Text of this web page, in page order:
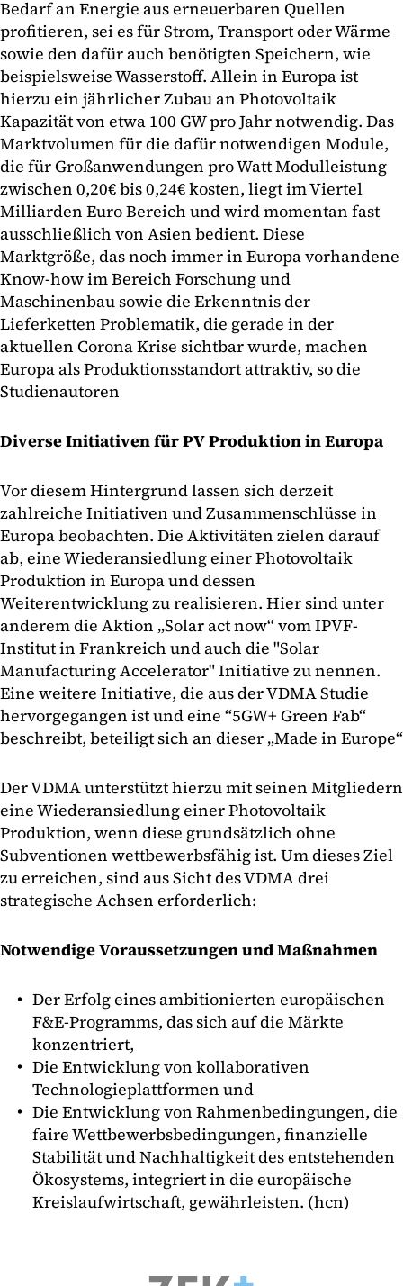
Bedarf an Energie aus erneuerbaren Quellen
profitieren, sei es für Strom, Transport oder Wärme
sowie den dafür auch benötigten Speichern, wie
beispielsweise Wasserstoff. Allein in Europa ist
hierzu ein jährlicher Zubau an Photovoltaik
Kapazität von etwa 100 GW pro Jahr notwendig. Das
Marktvolumen für die dafür notwendigen Module,
die für Großanwendungen pro Watt Modulleistung
zwischen 0,20€ bis 0,24€ kosten, liegt im Viertel
Milliarden Euro Bereich und wird momentan fast
ausschließlich von Asien bedient. Diese
Marktgröße, das noch immer in Europa vorhandene
Know-how im Bereich Forschung und
Maschinenbau sowie die Erkenntnis der
Lieferketten Problematik, die gerade in der
aktuellen Corona Krise sichtbar wurde, machen
Europa als Produktionsstandort attraktiv, so die
Studienautoren
Diverse Initiativen für PV Produktion in Europa
Vor diesem Hintergrund lassen sich derzeit
zahlreiche Initiativen und Zusammenschlüsse in
Europa beobachten. Die Aktivitäten zielen darauf
ab, eine Wiederansiedlung einer Photovoltaik
Produktion in Europa und dessen
Weiterentwicklung zu realisieren. Hier sind unter
anderem die Aktion „Solar act now“ vom IPVF-
Institut in Frankreich und auch die "Solar
Manufacturing Accelerator" Initiative zu nennen.
Eine weitere Initiative, die aus der VDMA Studie
hervorgegangen ist und eine “5GW+ Green Fab“
beschreibt, beteiligt sich an dieser „Made in Europe“
Der VDMA unterstützt hierzu mit seinen Mitgliedern
eine Wiederansiedlung einer Photovoltaik
Produktion, wenn diese grundsätzlich ohne
Subventionen wettbewerbsfähig ist. Um dieses Ziel
zu erreichen, sind aus Sicht des VDMA drei
strategische Achsen erforderlich:
Notwendige Voraussetzungen und Maßnahmen
Der Erfolg eines ambitionierten europäischen
F&E-Programms, das sich auf die Märkte
konzentriert,
Die Entwicklung von kollaborativen
Technologieplattformen und
Die Entwicklung von Rahmenbedingungen, die
faire Wettbewerbsbedingungen, finanzielle
Stabilität und Nachhaltigkeit des entstehenden
Ökosystems, integriert in die europäische
Kreislaufwirtschaft, gewährleisten. (hcn)